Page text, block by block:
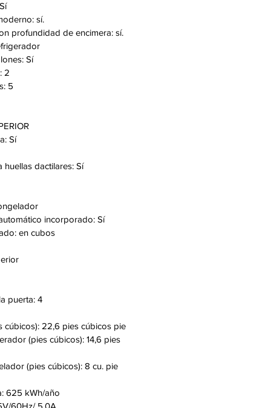
sí.
profundidad de encimera: sí.
Sí
2
5
Sí
dactilares: Sí
incorporado: Sí
en cubos
puerta: 4
cúbicos): 22,6 pies cúbicos pie
(pies cúbicos): 14,6 pies
(pies cúbicos): 8 cu. pie
625 kWh/año
60Hz/ 5.0A